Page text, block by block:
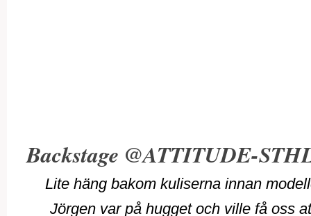
Backstage @ATTITUDE-
Lite häng bakom kuliserna innan
Jörgen var på hugget och ville få oss